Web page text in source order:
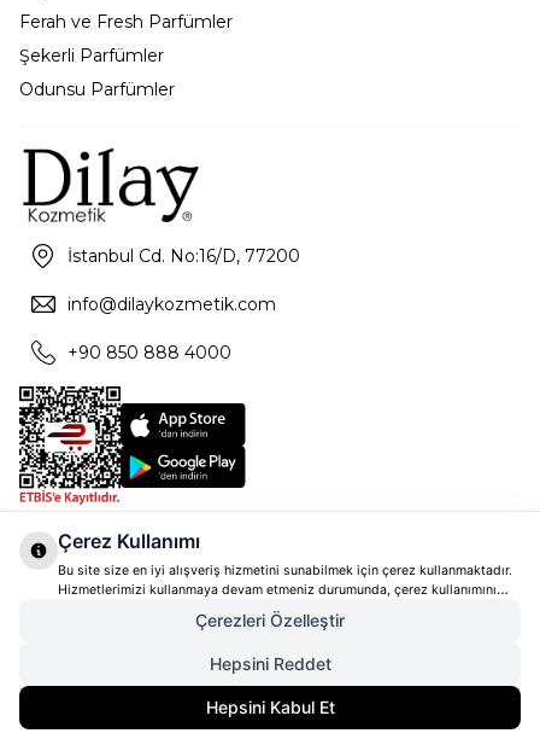
Ferah ve Fresh Parfümler
Şekerli Parfümler
Odunsu Parfümler
İstanbul Cd. No:16/D, 77200
info@dilaykozmetik.com
+90 850 888 4000
Çerez Kullanımı
Bu site size en iyi alışveriş hizmetini sunabilmek için çerez kullanmaktadır.
Hizmetlerimizi kullanmaya devam etmeniz durumunda, çerez kullanımını
kabul ettiğinizi varsayacağız. Çerezler hakkında daha fazla bilgi ve nasıl
reddedeceğinizi öğrenmek içintıklayınız
Çerezleri Özelleştir
Hepsini Reddet
Hepsini Kabul Et